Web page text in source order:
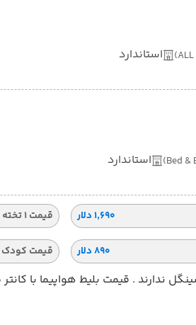
استاندارد
استاندارد
۱٬۶۹۰ دلار قیمت 1 تخته
۸۹۰ دلار قیمت کودک
ندارند . قیمت بلیط هواپیما با